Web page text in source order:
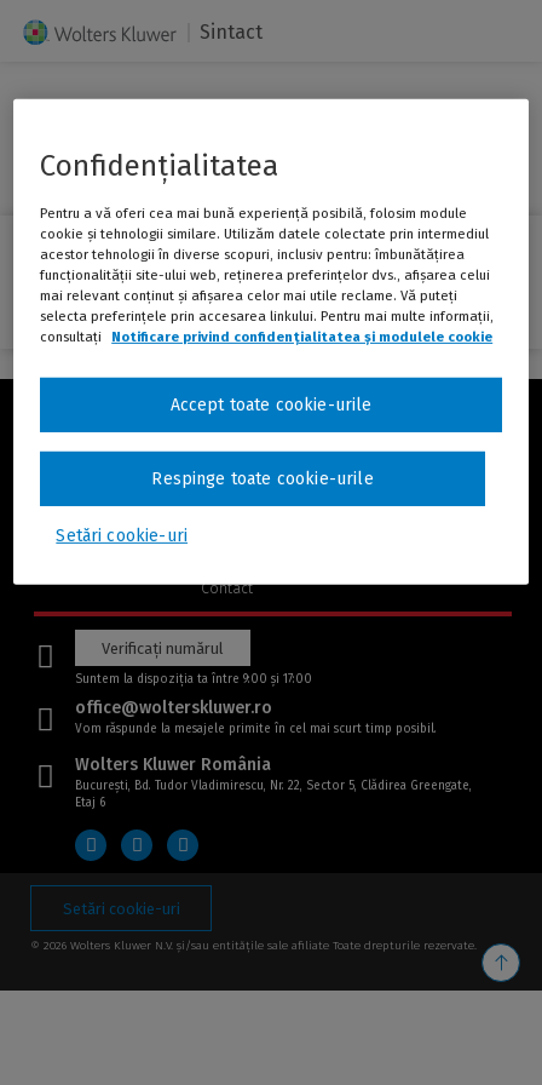
Sintact
Istoric Judiciar și Financiar
483,00 lei fără TVA /lună
Cel mai mic preț în ultimele 30 de zile:805,00 lei fără TVA /lună
Cumpără
Regulamentul
pagină)
Contact
ING Web Pay
Verificați numărul
Suntem la dispoziția ta între 9:00 și 17:00
office@wolterskluwer.ro
Vom răspunde la mesajele primite în cel mai scurt timp posibil.
Wolters Kluwer România
București, Bd. Tudor Vladimirescu, Nr. 22, Sector 5, Clădirea Greengate,
Etaj 6
Setări cookie-uri
© 2026 Wolters Kluwer N.V. și/sau entitățile sale afiliate Toate drepturile rezervate.
Confidențialitatea
Pentru a vă oferi cea mai bună experiență posibilă, folosim module
cookie și tehnologii similare. Utilizăm datele colectate prin intermediul
acestor tehnologii în diverse scopuri, inclusiv pentru: îmbunătățirea
funcționalității site-ului web, reținerea preferințelor dvs., afișarea celui
mai relevant conținut și afișarea celor mai utile reclame. Vă puteți
selecta preferințele prin accesarea linkului. Pentru mai multe informații,
consultați
Notificare privind confidențialitatea și modulele cookie
Setări cookie-uri
Respinge toate cookie-urile
Accept toate cookie-urile